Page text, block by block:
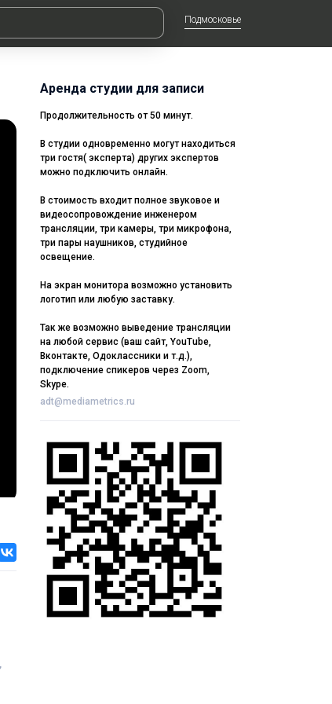
Подмосковье
Аренда студии для записи
Продолжительность от 50 минут.
В студии одновременно могут находиться
три гостя( эксперта) других экспертов
можно подключить онлайн.
В стоимость входит полное звуковое и
видеосопровождение инженером
трансляции, три камеры, три микрофона,
три пары наушников, студийное
освещение.
На экран монитора возможно установить
логотип или любую заставку.
Так же возможно выведение трансляции
на любой сервис (ваш сайт, YouTube,
Вконтакте, Одоклассники и т.д.),
подключение спикеров через Zoom,
Skype.
adt@mediametrics.ru